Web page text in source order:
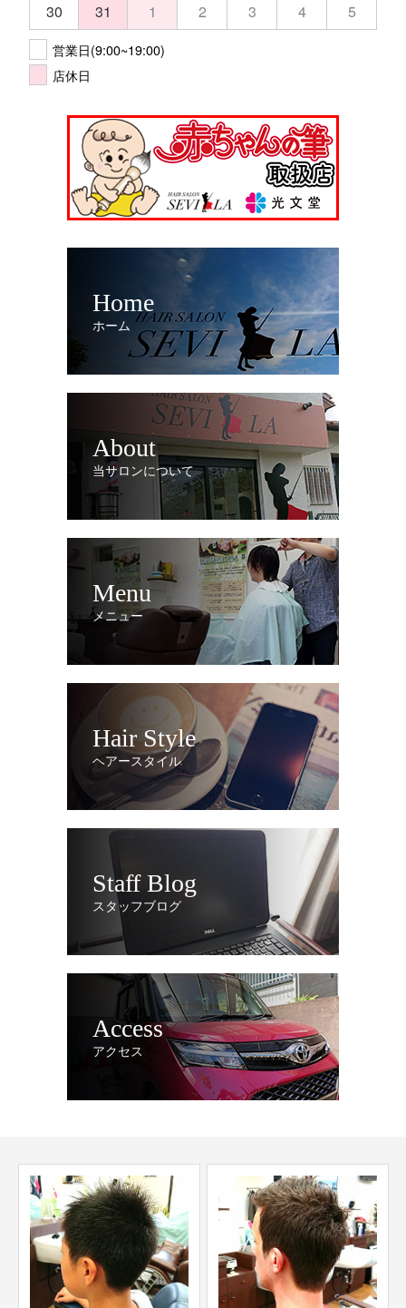
30
31 1 2 3 4 5
営業日(9:00~19:00)
店休日
Home
ホーム
About
当サロンについて
Menu
メニュー
Hair Style
ヘアースタイル
Staff Blog
スタッフブログ
Access
アクセス